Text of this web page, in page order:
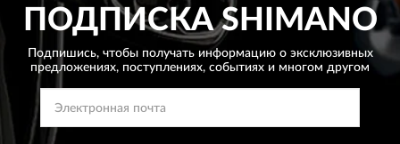
ПОДПИСКАSHIMANO
Подпишись, чтобы получать информацию о эксклюзивных
предложениях, поступлениях, событиях и многом другом